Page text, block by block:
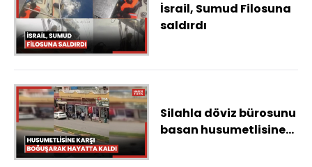
İsrail, Sumud Filosuna
saldırdı
Silahla döviz bürosunu
basan husumetlisine